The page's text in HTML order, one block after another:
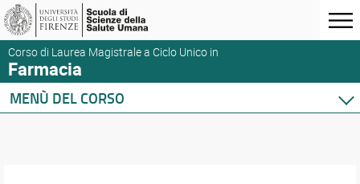
Corso di Laurea Magistrale a Ciclo Unico in
Farmacia
MENÙ DEL CORSO